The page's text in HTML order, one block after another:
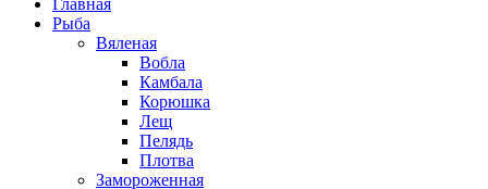
Главная
Рыба
Вяленая
Вобла
Камбала
Корюшка
Лещ
Пелядь
Плотва
Замороженная